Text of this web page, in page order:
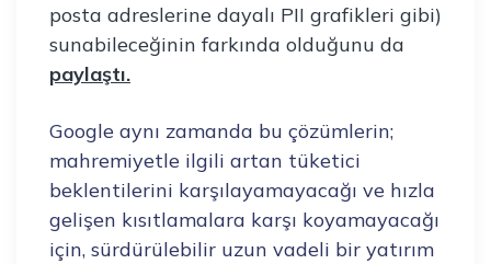
posta adreslerine dayalı PII grafikleri gibi)
sunabileceğinin farkında olduğunu da
paylaştı.
Google aynı zamanda bu çözümlerin;
mahremiyetle ilgili artan tüketici
beklentilerini karşılayamayacağı ve hızla
gelişen kısıtlamalara karşı koyamayacağı
için, sürdürülebilir uzun vadeli bir yatırım